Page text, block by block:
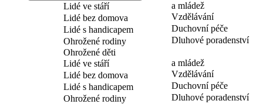
Lidé ve stáří
Lidé bez domova
Lidé s handicapem
Ohrožené rodiny
Ohrožené děti
a mládež
Vzdělávání
Duchovní péče
Dluhové poradenství
Lidé ve stáří
Lidé bez domova
Lidé s handicapem
Ohrožené rodiny
a mládež
Vzdělávání
Duchovní péče
Dluhové poradenství